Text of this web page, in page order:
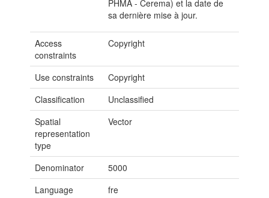
PHMA - Cerema) et la date de
sa dernière mise à jour.
Access
constraints
Copyright
Use constraints
Copyright
Classification
Unclassified
Spatial
representation
type
Vector
Denominator
5000
Language
fre